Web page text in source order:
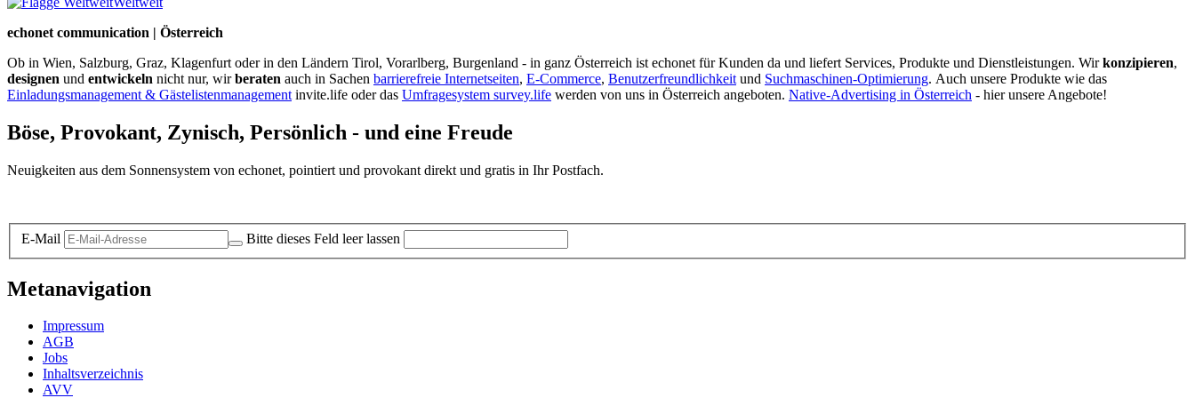
echonet communication | Österreich
Ob in Wien, Salzburg, Graz, Klagenfurt oder in den Ländern Tirol, Vorarlberg, Burgenland - in ganz Österreich ist echonet für Kunden da und liefert Services, Produkte und Dienstleistungen. Wirkonzipieren,
designen und entwickeln nicht nur, wirberaten auch in Sachen barrierefreie Internetseiten, E-Commerce, Benutzerfreundlichkeit und Suchmaschinen-Optimierung. Auch unsere Produkte wie das
Einladungsmanagement & Gästelistenmanagement invite.life oder das Umfragesystem survey.life werden von uns in Österreich angeboten. Native-Advertising in Österreich - hier unsere Angebote!
Böse, Provokant, Zynisch, Persönlich - und eine Freude
Neuigkeiten aus dem Sonnensystem von echonet, pointiert und provokant direkt und gratis in Ihr Postfach.
E-Mail Bitte dieses Feld leer lassen
Metanavigation
Impressum
AGB
Jobs
Inhaltsverzeichnis
AVV